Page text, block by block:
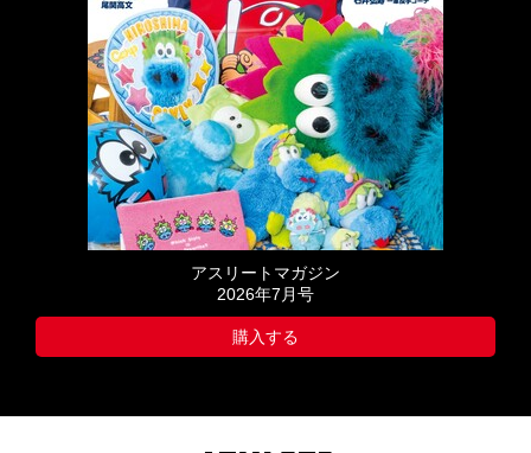
アスリートマガジン
2026年7月号
購入する